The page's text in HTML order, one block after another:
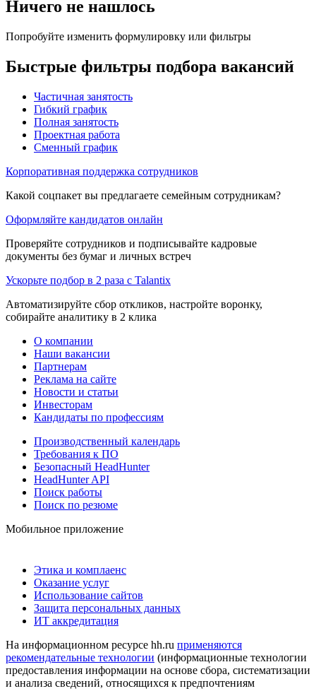
Ничего не нашлось
Попробуйте изменить формулировку или фильтры
Быстрые фильтры подбора вакансий
Частичная занятость
Гибкий график
Полная занятость
Проектная работа
Сменный график
Корпоративная поддержка сотрудников
Какой соцпакет вы предлагаете семейным сотрудникам?
Оформляйте кандидатов онлайн
Проверяйте сотрудников и подписывайте кадровые
документы без бумаг и личных встреч
Ускорьте подбор в 2 раза с Talantix
Автоматизируйте сбор откликов, настройте воронку,
собирайте аналитику в 2 клика
О компании
Наши вакансии
Партнерам
Реклама на сайте
Новости и статьи
Инвесторам
Кандидаты по профессиям
Производственный календарь
Требования к ПО
Безопасный HeadHunter
HeadHunter API
Поиск работы
Поиск по резюме
Мобильное приложение
Этика и комплаенс
Оказание услуг
Использование сайтов
Защита персональных данных
ИТ аккредитация
На информационном ресурсе hh.ru применяются
рекомендательные технологии (информационные технологии
предоставления информации на основе сбора, систематизации
и анализа сведений, относящихся к предпочтениям